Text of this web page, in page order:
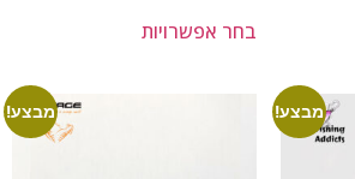
בחר אפשרויות
מבצע! מבצע!